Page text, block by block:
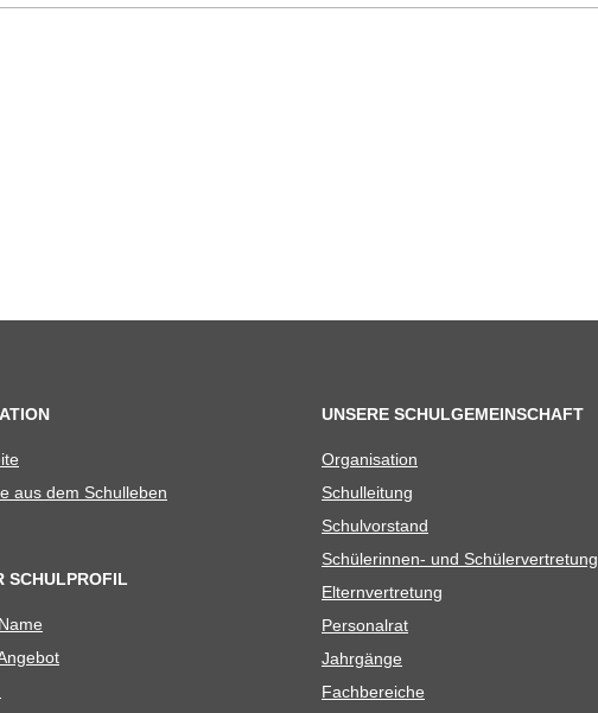
aus dem Schulleben
SCHULPROFIL
UNSERE SCHULGEMEINSCHAFT
Orga­ni­sa­tion
Schul­lei­tung
Schul­vor­stand
Schü­le­rin­nen- und Schülervertretung
Eltern­ver­tre­tung
Per­so­nal­rat
Jahr­gänge
Fach­be­rei­che